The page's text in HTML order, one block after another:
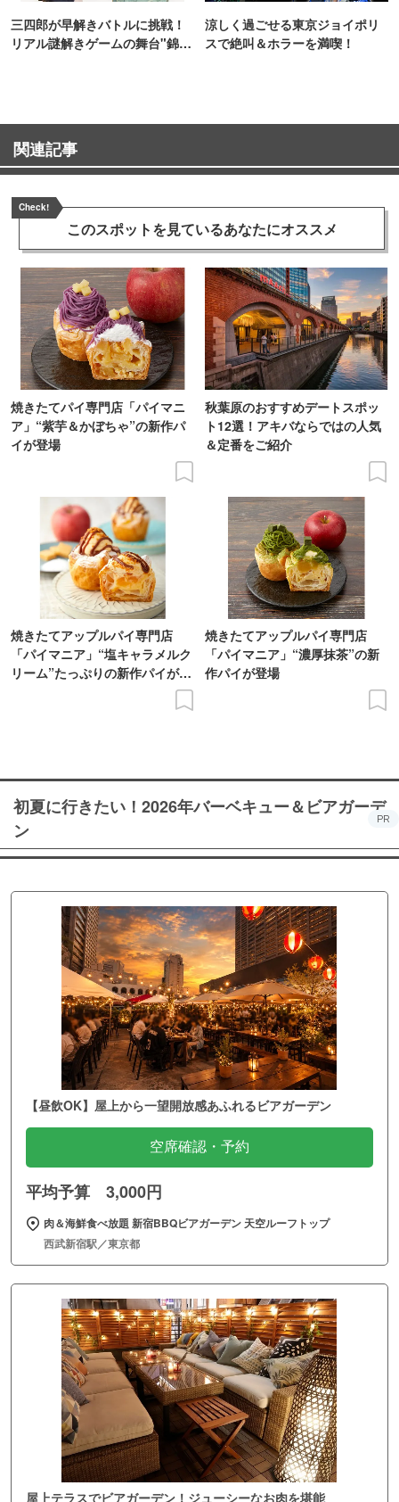
三四郎が早解きバトルに挑戦！
リアル謎解きゲームの舞台"錦糸
涼しく過ごせる東京ジョイポリ
スで絶叫＆ホラーを満喫！
関連記事
Check!
このスポットを見ているあなたにオススメ
焼きたてパイ専門店「パイマニ
ア」“紫芋＆かぼちゃ”の新作パ
イが登場
秋葉原のおすすめデートスポッ
ト12選！アキバならではの人気
＆定番をご紹介
焼きたてアップルパイ専門店
「パイマニア」“塩キャラメルク
リーム”たっぷりの新作パイが登
焼きたてアップルパイ専門店
「パイマニア」“濃厚抹茶”の新
作パイが登場
初夏に行きたい！2026年バーベキュー＆ビアガーデ
ン
PR
【昼飲OK】屋上から一望開放感あふれるビアガーデン
空席確認・予約
平均予算 3,000円
肉＆海鮮食べ放題 新宿BBQビアガーデン 天空ルーフトップ
西武新宿駅／東京都
屋上テラスでビアガーデン！ジューシーなお肉を堪能